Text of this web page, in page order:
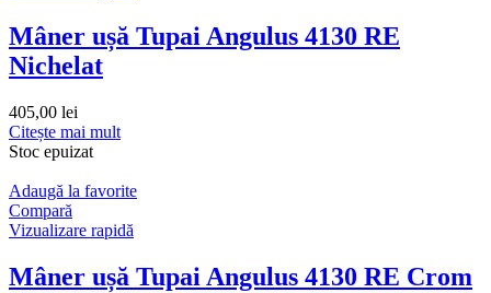
Mâner ușă Tupai Angulus 4130 RE
Nichelat
405,00 lei
Citește mai mult
Stoc epuizat
Adaugă la favorite
Compară
Vizualizare rapidă
Mâner ușă Tupai Angulus 4130 RE Crom